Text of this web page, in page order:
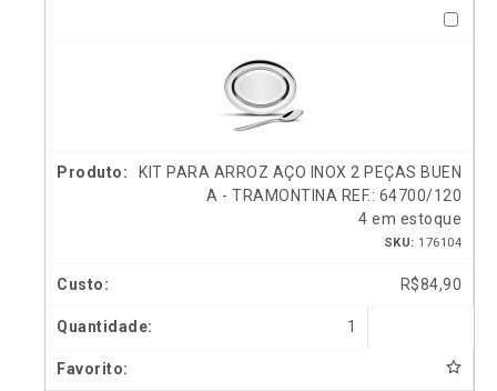
KIT PARA ARROZ AÇO INOX 2 PEÇAS BUEN
A - TRAMONTINA REF.: 64700/120
4 em estoque
SKU: 176104
R$84,90
1